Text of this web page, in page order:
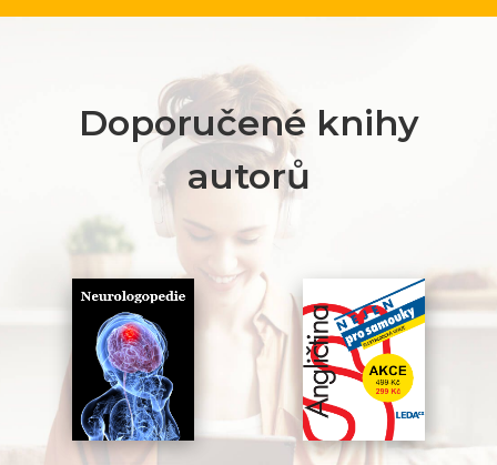
Doporučené knihy
autorů